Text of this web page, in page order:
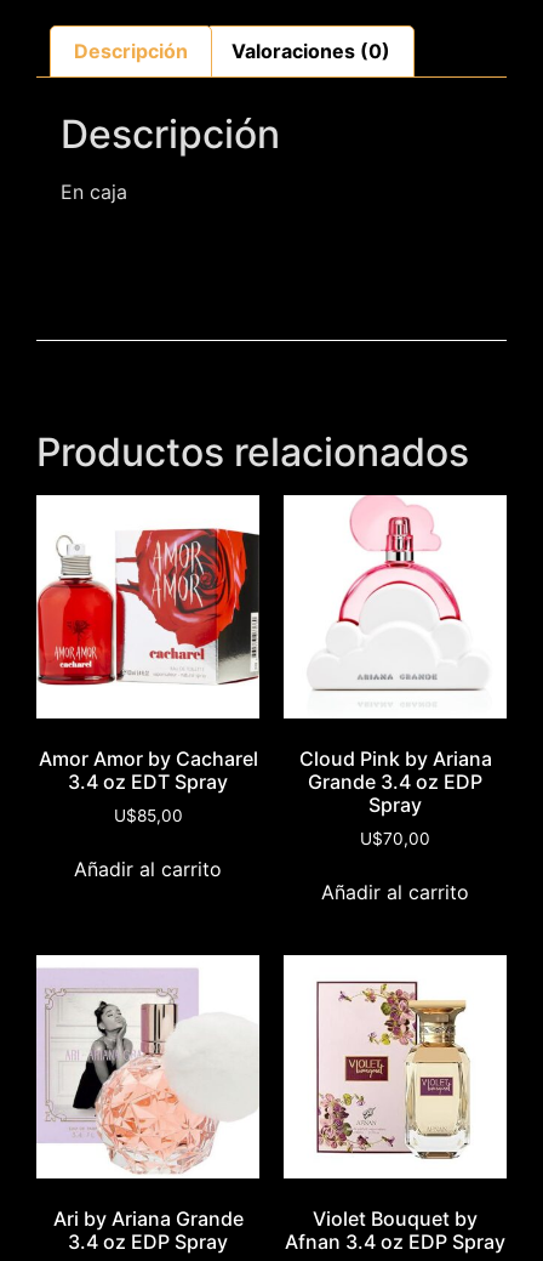
Descripción Valoraciones (0)
Descripción
En caja
Productos relacionados
Amor Amor by Cacharel
3.4 oz EDT Spray
U$85,00
Añadir al carrito
Cloud Pink by Ariana
Grande 3.4 oz EDP
Spray
U$70,00
Añadir al carrito
Ari by Ariana Grande
3.4 oz EDP Spray
Violet Bouquet by
Afnan 3.4 oz EDP Spray